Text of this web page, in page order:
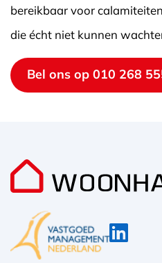
bereikbaar voor
die écht niet kunnen
Bel ons op 010 268